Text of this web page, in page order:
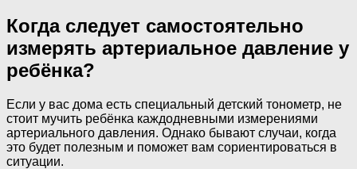
Когда следует самостоятельно
измерять артериальное давление у
ребёнка?
Если у вас дома есть специальный детский тонометр, не
стоит мучить ребёнка каждодневными измерениями
артериального давления. Однако бывают случаи, когда
это будет полезным и поможет вам сориентироваться в
ситуации.